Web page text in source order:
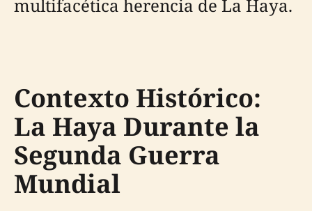
multifacética herencia de La Haya.
Contexto Histórico:
La Haya Durante la
Segunda Guerra
Mundial